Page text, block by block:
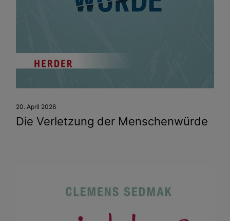
Die Verletzung der Menschenwürde
20. April 2026